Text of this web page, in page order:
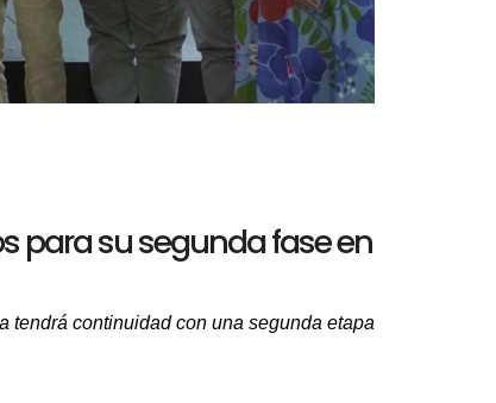
para su segunda fase en
tendrá continuidad con una segunda etapa